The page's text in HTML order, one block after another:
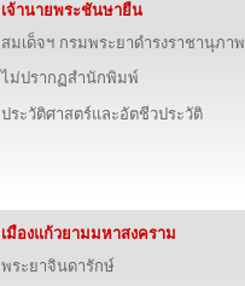
เจ้านายพระชันษายืน
สมเด็จฯ กรมพระยาดำรงราชานุภาพ
ไม่ปรากฏสำนักพิมพ์
ประวัติศาสตร์และอัตชีวประวัติ
เมืองแก้วยามมหาสงคราม
พระยาจินดารักษ์